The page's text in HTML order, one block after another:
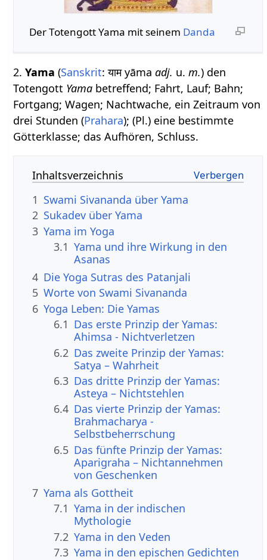
Der Totengott Yama mit seinem Danda
2.Yama (Sanskrit: याम yāmaadj. u.m.) den
Totengott Yama betreffend; Fahrt, Lauf; Bahn;
Fortgang; Wagen; Nachtwache, ein Zeitraum von
drei Stunden (Prahara); (Pl.) eine bestimmte
Götterklasse; das Aufhören, Schluss.
Inhaltsverzeichnis
1 Swami Sivananda über Yama
2 Sukadev über Yama
3 Yama im Yoga
3.1 Yama und ihre Wirkung in den
Asanas
4 Die Yoga Sutras des Patanjali
5 Worte von Swami Sivananda
6 Yoga Leben: Die Yamas
6.1 Das erste Prinzip der Yamas:
Ahimsa - Nichtverletzen
6.2 Das zweite Prinzip der Yamas:
Satya – Wahrheit
6.3 Das dritte Prinzip der Yamas:
Asteya – Nichtstehlen
6.4 Das vierte Prinzip der Yamas:
Brahmacharya -
Selbstbeherrschung
6.5 Das fünfte Prinzip der Yamas:
Aparigraha – Nichtannehmen
von Geschenken
7 Yama als Gottheit
7.1 Yama in der indischen
Mythologie
7.2 Yama in den Veden
7.3 Yama in den epischen Gedichten